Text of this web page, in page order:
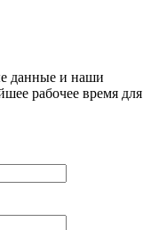
данные и наши
рабочее время для